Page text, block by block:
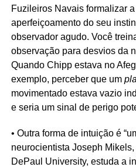
Fuzileiros Navais formalizar
aperfeiçoamento do seu
observador agudo. Você
observação para desvios da
Quando Chipp estava no
exemplo, perceber que um
movimentado estava vazio
e seria um sinal de perigo
• Outra forma de intuição é
neurocientista Joseph
DePaul University, estuda a